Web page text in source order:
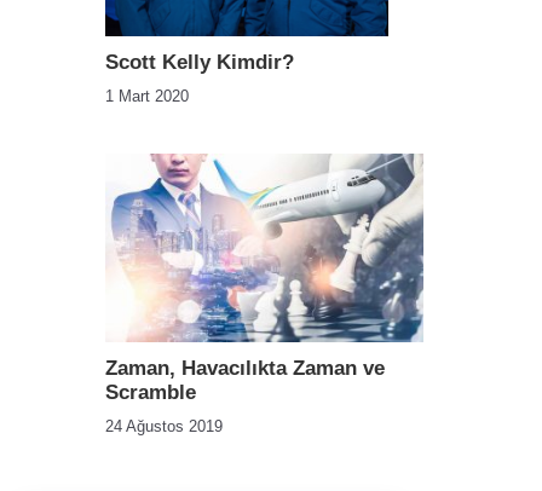
Scott Kelly Kimdir?
1 Mart 2020
Zaman, Havacılıkta Zaman ve
Scramble
24 Ağustos 2019